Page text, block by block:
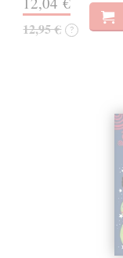
12,95 € ?